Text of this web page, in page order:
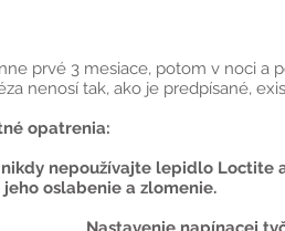
prvé 3 mesiace, potom v noci a
nenosí tak, ako je predpísané,
opatrenia:
nikdy nepoužívajte lepidlo
oslabenie a zlomenie.